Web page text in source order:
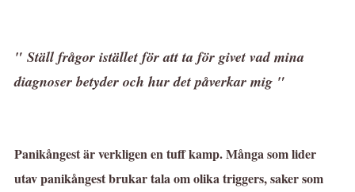
" Ställ frågor istället för att ta för givet vad mina
diagnoser betyder och hur det påverkar mig "
Panikångest är verkligen en tuff kamp. Många som lider
utav panikångest brukar tala om olika triggers, saker som